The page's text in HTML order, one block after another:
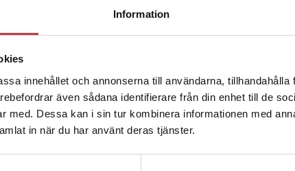
Information
innehållet och annonserna till användarna,
även sådana identifierare från din enhet till de
med. Dessa kan i sin tur kombinera informationen med
in när du har använt deras tjänster.
inte om forskarnas motiv
polisen
inte göra något alls